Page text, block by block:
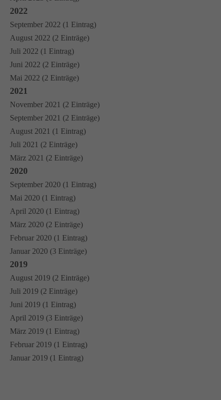
2022
September 2022 (1 Eintrag)
August 2022 (2 Einträge)
Juli 2022 (1 Eintrag)
Juni 2022 (2 Einträge)
Mai 2022 (2 Einträge)
2021
November 2021 (2 Einträge)
September 2021 (2 Einträge)
August 2021 (1 Eintrag)
Juli 2021 (2 Einträge)
März 2021 (2 Einträge)
2020
September 2020 (1 Eintrag)
Mai 2020 (1 Eintrag)
April 2020 (1 Eintrag)
März 2020 (2 Einträge)
Februar 2020 (1 Eintrag)
Januar 2020 (3 Einträge)
2019
August 2019 (2 Einträge)
Juli 2019 (2 Einträge)
Juni 2019 (1 Eintrag)
April 2019 (3 Einträge)
März 2019 (1 Eintrag)
Februar 2019 (1 Eintrag)
Januar 2019 (1 Eintrag)